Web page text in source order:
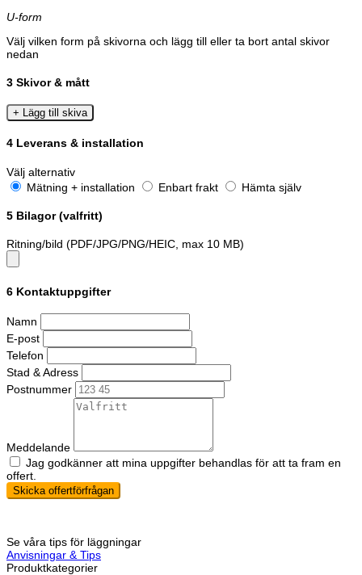
U-form
Välj vilken form på skivorna och lägg till eller ta bort antal skivor
nedan
3 Skivor & mått
+ Lägg till skiva
4 Leverans & installation
Välj alternativ
Mätning + installation
Enbart frakt Hämta själv
5 Bilagor (valfritt)
Ritning/bild (PDF/JPG/PNG/HEIC, max 10 MB)
6 Kontaktuppgifter
Namn
E-post
Telefon
Stad & Adress
Postnummer
Meddelande
Jag godkänner att mina uppgifter behandlas för att ta fram en
offert.
Skicka offertförfrågan
Se våra tips för läggningar
Anvisningar & Tips
Produktkategorier